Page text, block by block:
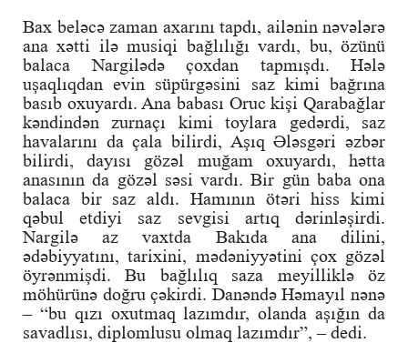
Bax beləcə zaman axarını tapdı, ailənin nəvələrə
ana xətti ilə musiqi bağlılığı vardı, bu, özünü
balaca Nargilədə çoxdan tapmışdı. Hələ
uşaqlıqdan evin süpürgəsini saz kimi bağrına
basıb oxuyardı. Ana babası Oruc kişi Qarabağlar
kəndindən zurnaçı kimi toylara gedərdi, saz
havalarını da çala bilirdi, Aşıq Ələsgəri əzbər
bilirdi, dayısı gözəl muğam oxuyardı, hətta
anasının da gözəl səsi vardı. Bir gün baba ona
balaca bir saz aldı. Hamının ötəri hiss kimi
qəbul etdiyi saz sevgisi artıq dərinləşirdi.
Nargilə az vaxtda Bakıda ana dilini,
ədəbiyyatını, tarixini, mədəniyyətini çox gözəl
öyrənmişdi. Bu bağlılıq saza meyilliklə öz
möhürünə doğru çəkirdi. Danəndə Həmayıl nənə
– “bu qızı oxutmaq lazımdır, olanda aşığın da
savadlısı, diplomlusu olmaq lazımdır”, – dedi.